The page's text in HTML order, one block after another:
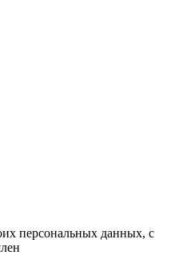
персональных данных, с